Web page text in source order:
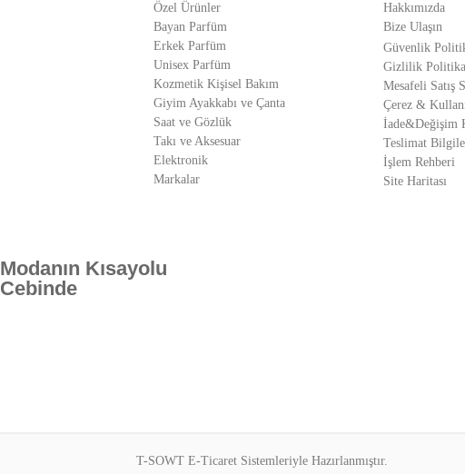
Özel Ürünler
Bayan Parfüm
Erkek Parfüm
Unisex Parfüm
Kozmetik Kişisel Bakım
Giyim Ayakkabı ve Çanta
Saat ve Gözlük
Takı ve Aksesuar
Elektronik
Markalar
Hakkımızda
Bize Ulaşın
Güvenlik
Gizlilik
Mesafeli Satış
Çerez &
İade&Değişim
Teslimat
İşlem Rehberi
Site Haritası
Modanın Kısayolu
Cebinde
T-SOWT E-Ticaret Sistemleriyle Hazırlanmıştır.